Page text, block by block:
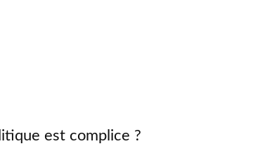
est complice ?